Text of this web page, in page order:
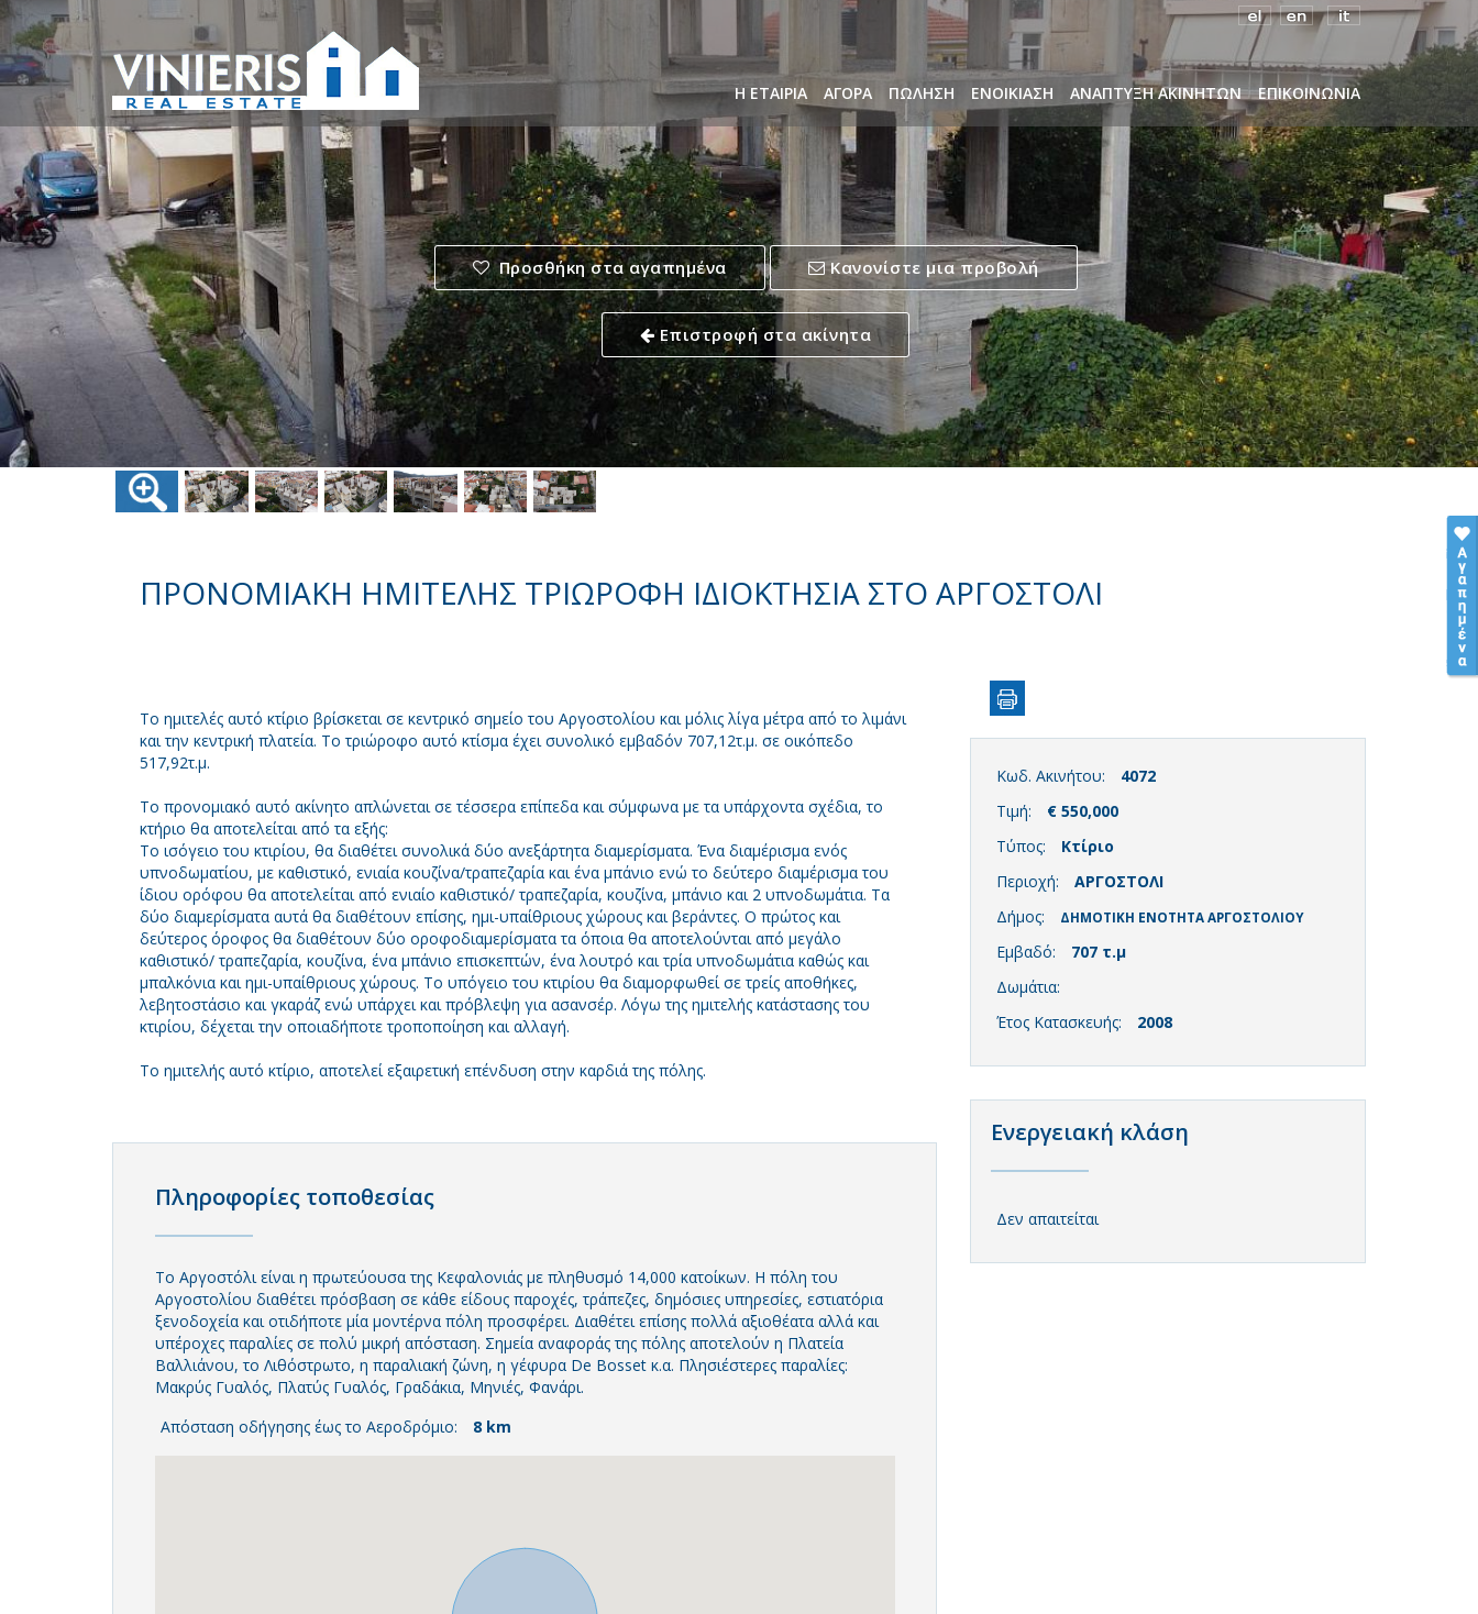
Η ΕΤΑΙΡΙΑ ΑΓΟΡΑ ΠΩΛΗΣΗ ΕΝΟΙΚΙΑΣΗ ΑΝΑΠΤΥΞΗ ΑΚΙΝΗΤΩΝ ΕΠΙΚΟΙΝΩΝΙΑ
Προσθήκη στα αγαπημένα Κανονίστε μια προβολή
Επιστροφή στα ακίνητα
ΠΡΟΝΟΜΙΑΚΗ ΗΜΙΤΕΛΗΣ ΤΡΙΩΡΟΦΗ ΙΔΙΟΚΤΗΣΙΑ ΣΤΟ ΑΡΓΟΣΤΟΛΙ
Το ημιτελές αυτό κτίριο βρίσκεται σε κεντρικό σημείο του Αργοστολίου και μόλις λίγα μέτρα από το λιμάνι
και την κεντρική πλατεία. Το τριώροφο αυτό κτίσμα έχει συνολικό εμβαδόν 707,12τ.μ. σε οικόπεδο
517,92τ.μ.
Το προνομιακό αυτό ακίνητο απλώνεται σε τέσσερα επίπεδα και σύμφωνα με τα υπάρχοντα σχέδια, το
κτήριο θα αποτελείται από τα εξής:
Το ισόγειο του κτιρίου, θα διαθέτει συνολικά δύο ανεξάρτητα διαμερίσματα. Ένα διαμέρισμα ενός
υπνοδωματίου, με καθιστικό, ενιαία κουζίνα/τραπεζαρία και ένα μπάνιο ενώ το δεύτερο διαμέρισμα του
ίδιου ορόφου θα αποτελείται από ενιαίο καθιστικό/ τραπεζαρία, κουζίνα, μπάνιο και 2 υπνοδωμάτια. Τα
δύο διαμερίσματα αυτά θα διαθέτουν επίσης, ημι-υπαίθριους χώρους και βεράντες. Ο πρώτος και
δεύτερος όροφος θα διαθέτουν δύο οροφοδιαμερίσματα τα όποια θα αποτελούνται από μεγάλο
καθιστικό/ τραπεζαρία, κουζίνα, ένα μπάνιο επισκεπτών, ένα λουτρό και τρία υπνοδωμάτια καθώς και
μπαλκόνια και ημι-υπαίθριους χώρους. Το υπόγειο του κτιρίου θα διαμορφωθεί σε τρείς αποθήκες,
λεβητοστάσιο και γκαράζ ενώ υπάρχει και πρόβλεψη για ασανσέρ. Λόγω της ημιτελής κατάστασης του
κτιρίου, δέχεται την οποιαδήποτε τροποποίηση και αλλαγή.
Το ημιτελής αυτό κτίριο, αποτελεί εξαιρετική επένδυση στην καρδιά της πόλης.
Πληροφορίες τοποθεσίας
Το Αργοστόλι είναι η πρωτεύουσα της Κεφαλονιάς με πληθυσμό 14,000 κατοίκων. Η πόλη του
Αργοστολίου διαθέτει πρόσβαση σε κάθε είδους παροχές, τράπεζες, δημόσιες υπηρεσίες, εστιατόρια
ξενοδοχεία και οτιδήποτε μία μοντέρνα πόλη προσφέρει. Διαθέτει επίσης πολλά αξιοθέατα αλλά και
υπέροχες παραλίες σε πολύ μικρή απόσταση. Σημεία αναφοράς της πόλης αποτελούν η Πλατεία
Βαλλιάνου, το Λιθόστρωτο, η παραλιακή ζώνη, η γέφυρα De Bosset κ.α. Πλησιέστερες παραλίες:
Μακρύς Γυαλός, Πλατύς Γυαλός, Γραδάκια, Μηνιές, Φανάρι.
Απόσταση οδήγησης έως το Αεροδρόμιο:
8 km
Κωδ. Ακινήτου:
4072
Τιμή:
€ 550,000
Τύπος:
Κτίριο
Περιοχή:
ΑΡΓΟΣΤΟΛΙ
Δήμος:
ΔΗΜΟΤΙΚΗ ΕΝΟΤΗΤΑ ΑΡΓΟΣΤΟΛΙΟΥ
Εμβαδό:
707 τ.μ
Δωμάτια:
Έτος Κατασκευής:
2008
Ενεργειακή κλάση
Δεν απαιτείται